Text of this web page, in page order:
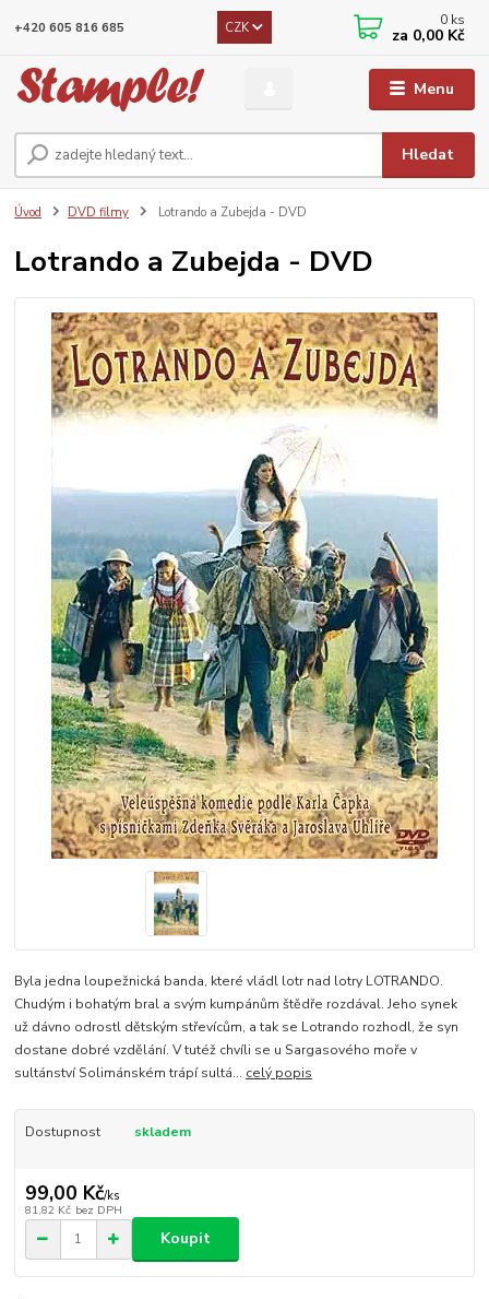
Menu
CZK
Hledat
+420 605 816 685 0 ks
za 0,00 Kč
Úvod DVD filmy Lotrando a Zubejda - DVD
Lotrando a Zubejda - DVD
Byla jedna loupežnická banda, které vládl lotr nad lotry LOTRANDO.
Chudým i bohatým bral a svým kumpánům štědře rozdával. Jeho synek
už dávno odrostl dětským střevícům, a tak se Lotrando rozhodl, že syn
dostane dobré vzdělání. V tutéž chvíli se u Sargasového moře v
sultánství Solimánském trápí sultá... celý popis
Dostupnost skladem
99,00 Kč/ks
81,82 Kč bez DPH
Koupit